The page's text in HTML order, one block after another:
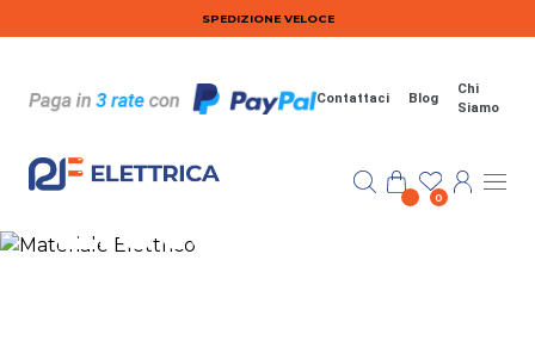
Salta al contenuto principaleSPEDIZIONE VELOCE
Contattaci Blog
Chi
Siamo
0
Materiale
Elettrico